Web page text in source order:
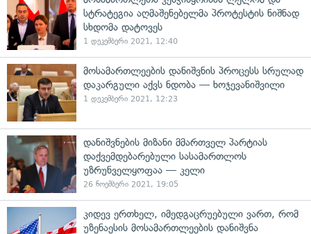
სტრატეგია აღმაშენებელმა პროტესტის ნიშნად
სხდომა დატოვეს
1 დეკემბერი 2021, 12:40
მოსამართლეების დანიშვნის პროცესს სრულად
დაკარგული აქვს ნდობა — ხოჯევანიშვილი
1 დეკემბერი 2021, 12:23
დანიშვნების მიზანი მმართველ პარტიას
დაქვემდებარებული სასამართლოს
უზრუნველყოფაა — კელი
26 ნოემბერი 2021, 19:05
კიდევ ერთხელ, იმედგაცრუებული ვართ, რომ
უზენაესის მოსამართლეების დანიშვნა